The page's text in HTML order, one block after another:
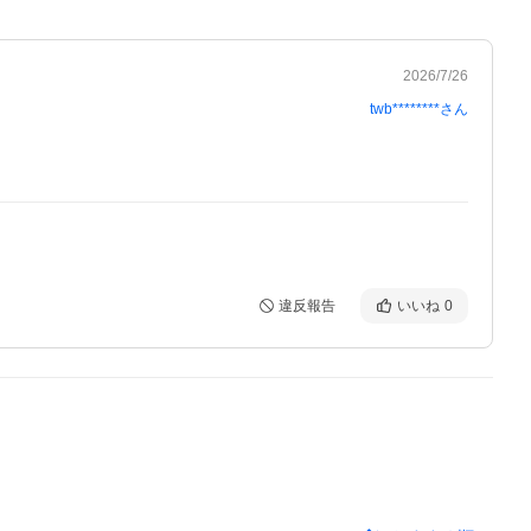
2026/7/26
twb********さん
違反報告 いいね 0